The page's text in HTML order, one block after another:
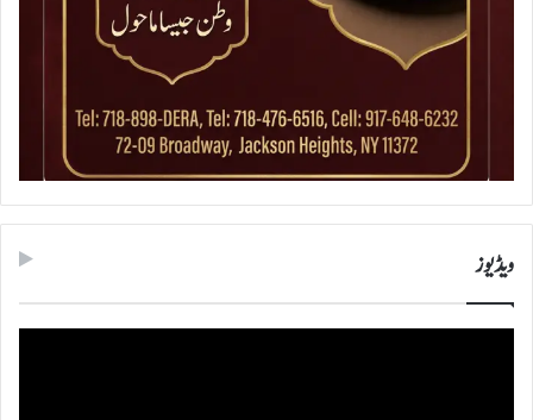
ویڈیوز